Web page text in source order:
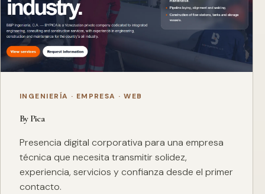
INGENIERÍA · EMPRESA · WEB
By Pica
Presencia digital corporativa para una empresa
técnica que necesita transmitir solidez,
experiencia, servicios y confianza desde el primer
contacto.